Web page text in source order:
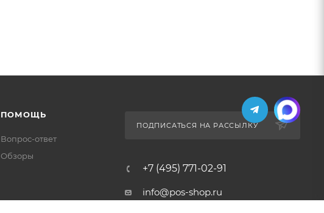
ПОМОЩЬ
Вопрос-ответ
Обзоры
ПОДПИСАТЬСЯ НА РАССЫЛКУ
+7 (495) 771-02-91
info@pos-shop.ru